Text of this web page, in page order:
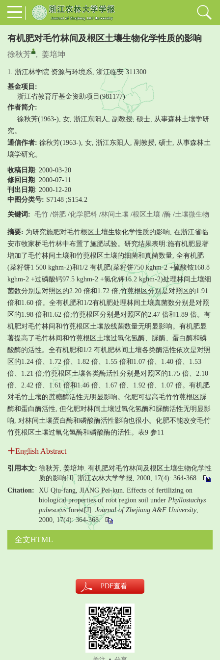
有机肥对毛竹林间及根区土壤生物化学性质的影响
徐秋芳 , 姜培坤
1. 浙江林学院 资源与环境系, 浙江临安 311300
基金项目:
浙江省教育厅基金资助项目(981177)
作者简介:
徐秋芳(1963-), 女, 浙江东阳人, 副教授, 硕士, 从事森林土壤学研
究。
通信作者: 徐秋芳(1963-), 女, 浙江东阳人, 副教授, 硕士, 从事森林土
壤学研究。
收稿日期 : 2000-03-20
修回日期 : 2000-07-11
刊出日期 : 2000-12-20
中图分类号: S7148 ;S154.2
关键词: 毛竹 /饼肥 /化学肥料 /林间土壤 /根区土壤 /酶 /土壤微生物
摘要: 为研究施肥对毛竹根区土壤生物化学性质的影响, 在浙江省临
安市牧家桥毛竹林中布置了施肥试验。研究结果表明:施有机肥显著
增加了毛竹林间土壤和竹蔸根区土壤的细菌和真菌数量, 全有机肥
(菜籽饼1 500 kghm-2)和1/2 有机肥(菜籽饼750 kghm-2 +硫酸铵168.8
kghm-2 +过磷酸钙97.5 kghm-2 +氯化钾16.2 kghm-2)处理林间土壤细
菌数分别是对照区的2.20 倍和1.72 倍;竹蔸根区分别是对照区的1.91
倍和1.60 倍。全有机肥和1/2有机肥处理林间土壤真菌数分别是对照
区的1.98 倍和1.62 倍;竹蔸根区分别是对照区的2.47 倍和1.89 倍。有
机肥对毛竹林间和竹蔸根区土壤放线菌数量无明显影响。有机肥显
著提高了毛竹林间和竹蔸根区土壤过氧化氢酶、脲酶、蛋白酶和磷
酸酶的活性。全有机肥和1/2 有机肥林间土壤各类酶活性依次是对照
区的1.24 倍、1.72 倍、1.82 倍、1.55 倍和1.07 倍、1.40 倍、1.53
倍、1.21 倍;竹蔸根区土壤各类酶活性分别是对照区的1.75 倍、2.10
倍、2.42 倍、1.61 倍和1.46 倍、1.67 倍、1.92 倍、1.07 倍。有机肥
对毛竹土壤的蔗糖酶活性无明显影响。化肥可提高毛竹竹蔸根区脲
酶和蛋白酶活性, 但化肥对林间土壤过氧化氢酶和脲酶活性无明显影
响, 对林间土壤蛋白酶和磷酸酶活性影响也很小。化肥不能改变毛竹
竹蔸根区土壤过氧化氢酶和磷酸酶的活性。表9 参11
English Abstract
引用本文: 徐秋芳, 姜培坤. 有机肥对毛竹林间及根区土壤生物化学性
质的影响[J]. 浙江农林大学学报, 2000, 17(4): 364-368.
Citation:
XU Qiu-fang, JIANG Pei-kun. Effects of fertilizing on
biological properties of root region soil under Phyllostachys
pubescensforest[J]. Journal of Zhejiang A&F University,
2000, 17(4): 364-368.
全文HTML
PDF查看